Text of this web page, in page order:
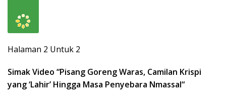
Halaman 2 Untuk 2
Simak Video “Pisang Goreng Waras, Camilan Krispi
yang ‘Lahir’ Hingga Masa Penyebara Nmassal“